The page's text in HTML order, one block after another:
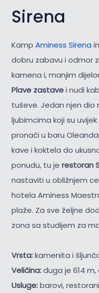
Sirena
Kamp Aminess Sirena
dobru zabavu i odmor
kamena i, manjim
Plave zastavei nudi
tuševe. Jedan njen dio
ljubimcima koji su
pronaći u baru
kave i koktela do
ponudu, tu je restoran
nastaviti u obližnjem
hotela Aminess
plaže. Za sve željne
zona sa studijem za
Vrsta:kamenita i
Veličina:duga je 614 m,
Usluge:barovi,